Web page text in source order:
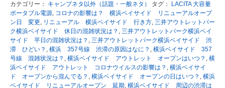
カテゴリー： キャンプネタ以外（話題・一般ネタ） タグ：
LACITA 大容量
ポータブル電源, コロナの影響は？ 横浜ベイサイド リニューアルオープ
ン日 変更, リニューアル 横浜ベイサイド 行き方, 三井アウトレットパー
ク横浜ベイサイド 休日の混雑状況は？ , 三井アウトレットパーク横浜ベイ
サイド 平日の混雑状況は？ , 三井アウトレットパーク横浜ベイサイド 渋
滞 ひどい？ , 横浜 357号線 渋滞の原因はなに？ , 横浜ベイサイド 357
号線 混雑状況は？ , 横浜ベイサイド アウトレット オープンはいつ？ , 横
浜ベイサイド アウトレット コロナウイルスの影響は？ , 横浜ベイサイ
ド オープンから混んでる？ , 横浜ベイサイド オープンの日はいつ？ , 横浜
ベイサイド リニューアルオープン 延期, 横浜ベイサイド 周辺の渋滞は